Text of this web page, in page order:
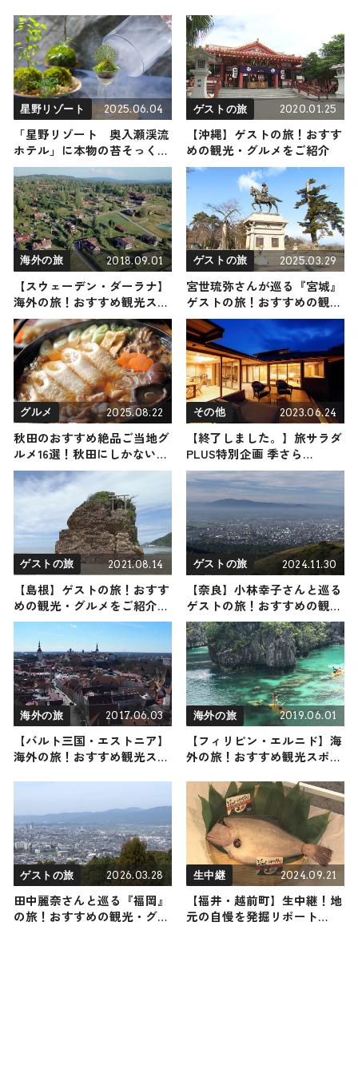
星野リゾート 2025.06.04
「星野リゾート 奥入瀬渓流
ホテル」に本物の苔そっくり
の「おいらせ苔パフェ」が登
場！
ゲストの旅 2020.01.25
【沖縄】ゲストの旅！おすす
めの観光・グルメをご紹介
海外の旅 2018.09.01
【スウェーデン・ダーラナ】
海外の旅！おすすめ観光スポ
ットやグルメをリポート
ゲストの旅 2025.03.29
宮世琉弥さんが巡る『宮城』
ゲストの旅！おすすめの観
光・グルメをご紹介 2025年3
月29日放送
グルメ 2025.08.22
秋田のおすすめ絶品ご当地グ
ルメ16選！秋田にしかない名
物から人気の名店12選も紹介
その他 2023.06.24
【終了しました。】旅サラダ
PLUS特別企画 季さら
Oneness-ワンネス- 一泊二
日宿泊券が当たる！抽選で2
組様に一泊二日（旬の味覚
BBQスタイルの夕食付）のペ
ア宿泊券をプレゼント！
ゲストの旅 2021.08.14
【島根】ゲストの旅！おすす
めの観光・グルメをご紹介
2021年8月14日放送
ゲストの旅 2024.11.30
【奈良】小林幸子さんと巡る
ゲストの旅！おすすめの観
光・グルメをご紹介 2024年11
月30日放送
海外の旅 2017.06.03
【バルト三国・エストニア】
海外の旅！おすすめ観光スポ
海外の旅 2019.06.01
【フィリピン・エルニド】海
外の旅！おすすめ観光スポッ
ゲストの旅 2026.03.28
田中麗奈さんと巡る『福岡』
の旅！おすすめの観光・グル
生中継 2024.09.21
【福井・越前町】生中継！地
元の自慢を発掘リポート